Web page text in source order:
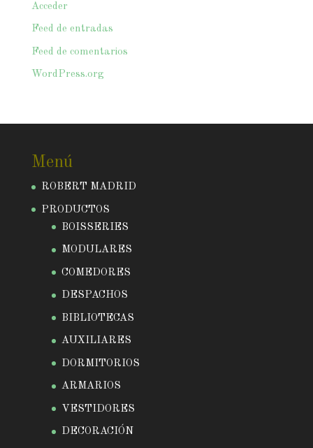
Acceder
Feed de entradas
Feed de comentarios
WordPress.org
Menú
ROBERT MADRID
PRODUCTOS
BOISSERIES
MODULARES
COMEDORES
DESPACHOS
BIBLIOTECAS
AUXILIARES
DORMITORIOS
ARMARIOS
VESTIDORES
DECORACIÓN